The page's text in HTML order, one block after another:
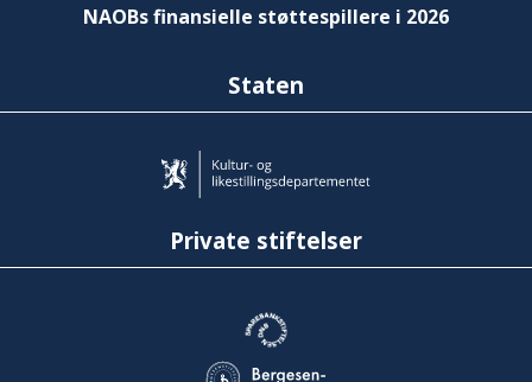
NAOBs finansielle støttespillere i 2026
Staten
Private stiftelser